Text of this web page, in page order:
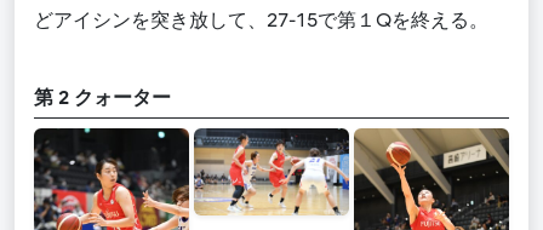
どアイシンを突き放して、27-15で第１Qを終える。
第 2 クォーター